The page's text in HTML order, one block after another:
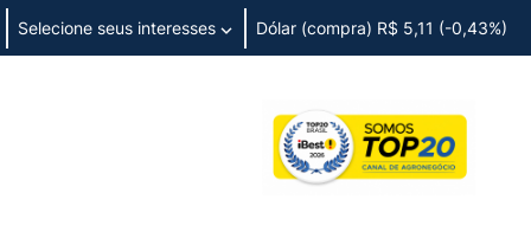
Selecione seus interesses Dólar (compra) R$ 5,11 (-0,43%)